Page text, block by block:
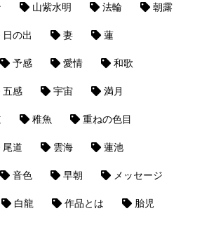
山紫水明 法輪 朝露
日の出 妻 蓮
予感 愛情 和歌
五感 宇宙 満月
稚魚 重ねの色目
尾道 雲海 蓮池
音色 早朝 メッセージ
白龍 作品とは 胎児